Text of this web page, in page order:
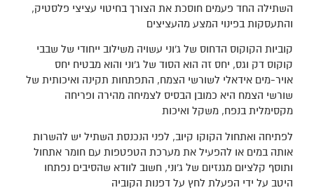
השתילה החד פעמים חוסכת את הצורך בחיטוי עציצי פלסטיק,
והתעסקות בפינוי המצע מהעציצים
קוביות הקוקוס הדחוס של ג'וני עשויה משילוב ייחודי של שבבי
קוקוס דק וגס, יחס זה הוא הסוד של ג'וני והוא מבטיח יחס
אויר-מים אידאלי לשורשי הצמח, התפתחות תקינה ואיכותית של
שורשי הצמח היא כמובן הבסיס לצמיחה מהירה ופריחה
מקסימלית בנפח, משקל ואיכות
לפתיחה ואתחול הקוקו קיוב, לפני הנכנסת השתיל יש להשרות
אותה במים או להפעיל את מערכת הטפטפות עם חומר אתחול
ותוסף קלציום מגנזיום של ג'וני, חשוב לוודא שהסיבים נפתחו
היטב על ידי הפעלת לחץ על דפנות הקוביה